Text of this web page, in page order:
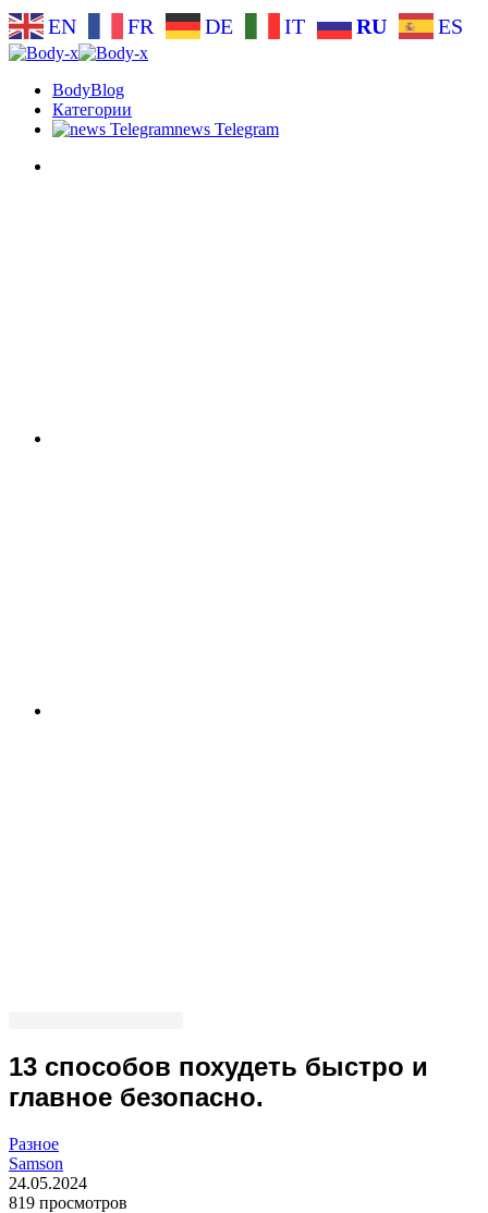
EN FR DE IT RU ES
BodyBlog
Категории
news Telegram
13 способов похудеть быстро и
главное безопасно.
Разное
Samson
24.05.2024
819 просмотров